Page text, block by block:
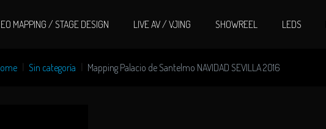
MAPPING / STAGE DESIGN LIVE AV / VJING SHOWREEL LEDS
Sin categoría Mapping Palacio de Santelmo NAVIDAD SEVILLA 2016